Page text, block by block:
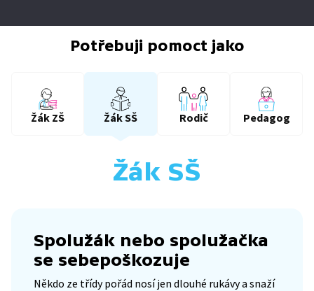
Potřebuji pomoct jako
Žák ZŠ Žák SŠ Rodič Pedagog
Žák SŠ
Spolužák nebo spolužačka
se sebepoškozuje
Někdo ze třídy pořád nosí jen dlouhé rukávy a snaží